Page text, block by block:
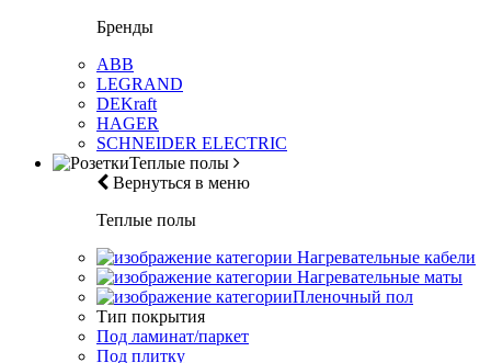
Бренды
ABB
LEGRAND
DEKraft
HAGER
SCHNEIDER ELECTRIC
Теплые полы
Вернуться в меню
Теплые полы
Нагревательные кабели
Нагревательные маты
Пленочный пол
Тип покрытия
Под ламинат/паркет
Под плитку